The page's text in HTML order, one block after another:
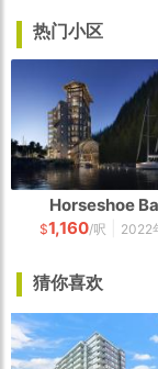
热门小区
Horseshoe
$1,160/呎 2022
猜你喜欢